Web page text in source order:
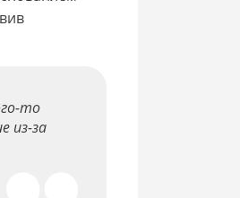
то
из-за